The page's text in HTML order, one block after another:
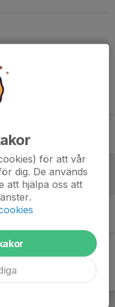
för att vår
dig. De används
att hjälpa oss att